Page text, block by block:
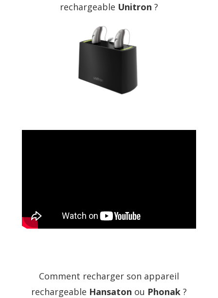
rechargeable Unitron ?
Comment recharger son appareil
rechargeable Hansaton ou Phonak?